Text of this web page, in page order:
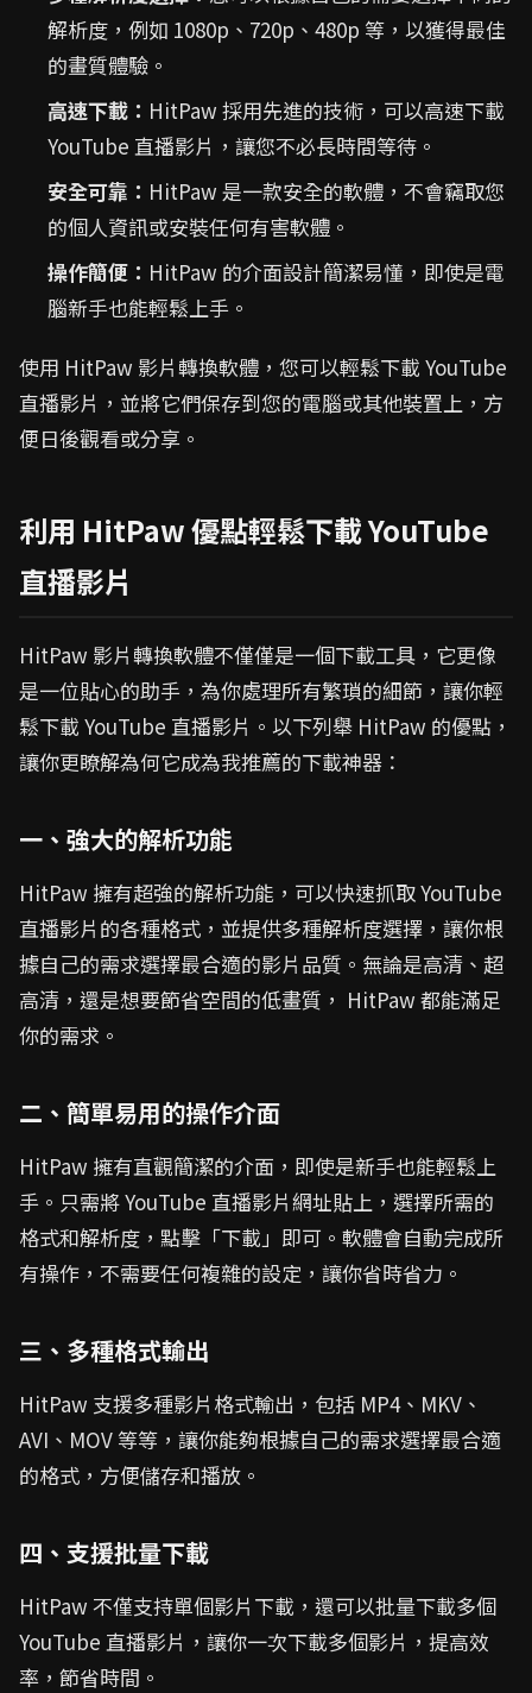
解析度，例如 1080p、720p、480p 等，以獲得最佳
的畫質體驗。
高速下載： HitPaw 採用先進的技術，可以高速下載
YouTube 直播影片，讓您不必長時間等待。
安全可靠： HitPaw 是一款安全的軟體，不會竊取您
的個人資訊或安裝任何有害軟體。
操作簡便： HitPaw 的介面設計簡潔易懂，即使是電
腦新手也能輕鬆上手。
使用 HitPaw 影片轉換軟體，您可以輕鬆下載 YouTube
直播影片，並將它們保存到您的電腦或其他裝置上，方
便日後觀看或分享。
利用 HitPaw 優點輕鬆下載 YouTube
直播影片
HitPaw 影片轉換軟體不僅僅是一個下載工具，它更像
是一位貼心的助手，為你處理所有繁瑣的細節，讓你輕
鬆下載 YouTube 直播影片。以下列舉 HitPaw 的優點，
讓你更瞭解為何它成為我推薦的下載神器：
一、強大的解析功能
HitPaw 擁有超強的解析功能，可以快速抓取 YouTube
直播影片的各種格式，並提供多種解析度選擇，讓你根
據自己的需求選擇最合適的影片品質。無論是高清、超
高清，還是想要節省空間的低畫質， HitPaw 都能滿足
你的需求。
二、簡單易用的操作介面
HitPaw 擁有直觀簡潔的介面，即使是新手也能輕鬆上
手。只需將 YouTube 直播影片網址貼上，選擇所需的
格式和解析度，點擊「下載」即可。軟體會自動完成所
有操作，不需要任何複雜的設定，讓你省時省力。
三、多種格式輸出
HitPaw 支援多種影片格式輸出，包括 MP4、MKV、
AVI、MOV 等等，讓你能夠根據自己的需求選擇最合適
的格式，方便儲存和播放。
四、支援批量下載
HitPaw 不僅支持單個影片下載，還可以批量下載多個
YouTube 直播影片，讓你一次下載多個影片，提高效
率，節省時間。